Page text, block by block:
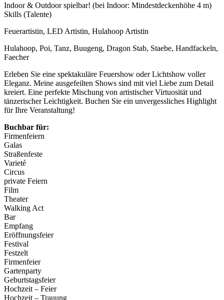
Indoor & Outdoor spielbar! (bei Indoor: Mindestdeckenhöhe 4 m)
Skills (Talente)
Feuerartistin, LED Artistin, Hulahoop Artistin
Hulahoop, Poi, Tanz, Buugeng, Dragon Stab, Staebe, Handfackeln,
Faecher
Erleben Sie eine spektakuläre Feuershow oder Lichtshow voller
Eleganz. Meine ausgefeilten Shows sind mit viel Liebe zum Detail
kreiert. Eine perfekte Mischung von artistischer Virtuosität und
tänzerischer Leichtigkeit. Buchen Sie ein unvergessliches Highlight
für Ihre Veranstaltung!
Buchbar für:
Firmenfeiern
Galas
Straßenfeste
Varieté
Circus
private Feiern
Film
Theater
Walking Act
Bar
Empfang
Eröffnungsfeier
Festival
Festzelt
Firmenfeier
Gartenparty
Geburtstagsfeier
Hochzeit – Feier
Hochzeit – Trauung